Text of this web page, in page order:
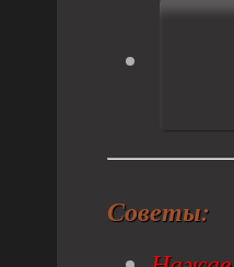
Советы: